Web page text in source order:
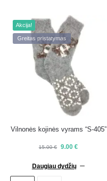
Akcija!
Greitas pristatymas
Vilnonės kojinės vyrams “S-405”
15.00€ 9.00 €
Daugiau dydžių